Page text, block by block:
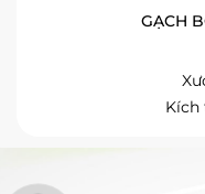
GẠCH
Kích